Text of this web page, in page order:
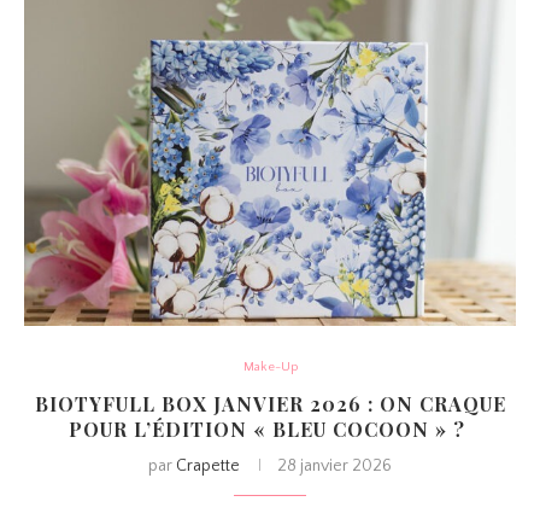
Make-Up
BIOTYFULL BOX JANVIER 2026 : ON CRAQUE
POUR L’ÉDITION « BLEU COCOON » ?
par Crapette 28 janvier 2026